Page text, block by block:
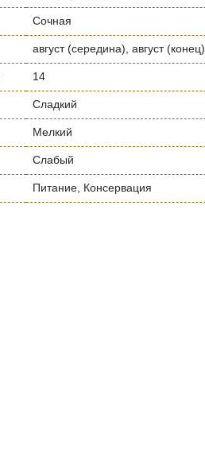
Сочная
август (середина), август (конец)
14
Сладкий
Мелкий
Слабый
Питание, Консервация